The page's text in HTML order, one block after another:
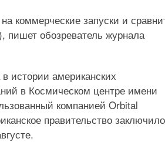
коммерческие запуски и
пишет обозреватель журнала
истории американских
в Космическом центре имени
компанией Orbital
правительство заключило